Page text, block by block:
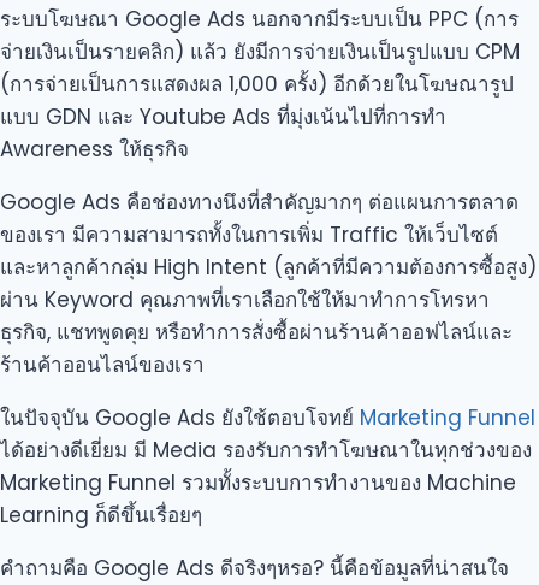
ระบบโฆษณา Google Ads นอกจากมีระบบเป็น PPC (การ
จ่ายเงินเป็นรายคลิก) แล้ว ยังมีการจ่ายเงินเป็นรูปแบบ CPM
(การจ่ายเป็นการแสดงผล 1,000 ครั้ง) อีกด้วยในโฆษณารูป
แบบ GDN และ Youtube Ads ที่มุ่งเน้นไปที่การทำ
Awareness ให้ธุรกิจ
Google Ads คือช่องทางนึงที่สำคัญมากๆ ต่อแผนการตลาด
ของเรา มีความสามารถทั้งในการเพิ่ม Traffic ให้เว็บไซต์
และหาลูกค้ากลุ่ม High Intent (ลูกค้าที่มีความต้องการซื้อสูง)
ผ่าน Keyword คุณภาพที่เราเลือกใช้ให้มาทำการโทรหา
ธุรกิจ, แชทพูดคุย หรือทำการสั่งซื้อผ่านร้านค้าออฟไลน์และ
ร้านค้าออนไลน์ของเรา
ในปัจจุบัน Google Ads ยังใช้ตอบโจทย์ Marketing Funnel
ได้อย่างดีเยี่ยม มี Media รองรับการทำโฆษณาในทุกช่วงของ
Marketing Funnel รวมทั้งระบบการทำงานของ Machine
Learning ก็ดีขึ้นเรื่อยๆ
คำถามคือ Google Ads ดีจริงๆหรอ? นี้คือข้อมูลที่น่าสนใจ